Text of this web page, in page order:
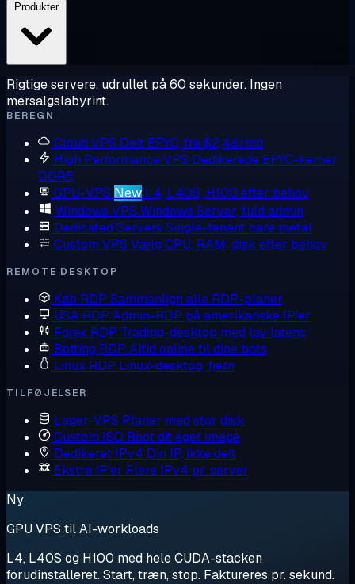
Produkter
Rigtige servere, udrullet på 60 sekunder. Ingen
mersalgslabyrint.
BEREGN
Cloud VPS Delt EPYC, fra $2,48/md
High Performance VPS Dedikerede EPYC-kerner,
DDR5
GPU-VPS New L4, L40S, H100 efter behov
Windows VPS Windows Server, fuld admin
Dedicated Servers Single-tenant bare metal
Custom VPS Vælg CPU, RAM, disk efter behov
REMOTE DESKTOP
Køb RDP Sammenlign alle RDP-planer
USA RDP Admin-RDP på amerikanske IP'er
Forex RDP Trading-desktop med lav latens
Botting RDP Altid online til dine bots
Linux RDP Linux-desktop, fjern
TILFØJELSER
Lager-VPS Planer med stor disk
Custom ISO Boot dit eget image
Dedikeret IPv4 Din IP, ikke delt
Ekstra IP'er Flere IPv4 pr. server
Ny
GPU VPS til AI-workloads
L4, L40S og H100 med hele CUDA-stacken
forudinstalleret. Start, træn, stop. Faktureres pr. sekund.